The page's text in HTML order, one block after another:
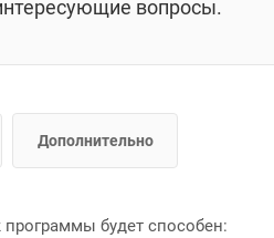
вопросы.
Дополнительно
программы будет способен: